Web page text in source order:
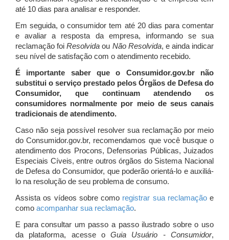
até 10 dias para analisar e responder.
Em seguida, o consumidor tem até 20 dias para comentar
e avaliar a resposta da empresa, informando se sua
reclamação foiResolvida ou Não Resolvida, e ainda indicar
seu nível de satisfação com o atendimento recebido.
É importante saber que o Consumidor.gov.br não
substitui o serviço prestado pelos Órgãos de Defesa do
Consumidor, que continuam atendendo os
consumidores normalmente por meio de seus canais
tradicionais de atendimento.
Caso não seja possível resolver sua reclamação por meio
do Consumidor.gov.br, recomendamos que você busque o
atendimento dos Procons, Defensorias Públicas, Juizados
Especiais Cíveis, entre outros órgãos do Sistema Nacional
de Defesa do Consumidor, que poderão orientá-lo e auxiliá-
lo na resolução de seu problema de consumo.
Assista os vídeos sobre como registrar sua reclamaçãoe
como acompanhar sua reclamação.
E para consultar um passo a passo ilustrado sobre o uso
da plataforma, acesse oGuia Usuário - Consumidor,